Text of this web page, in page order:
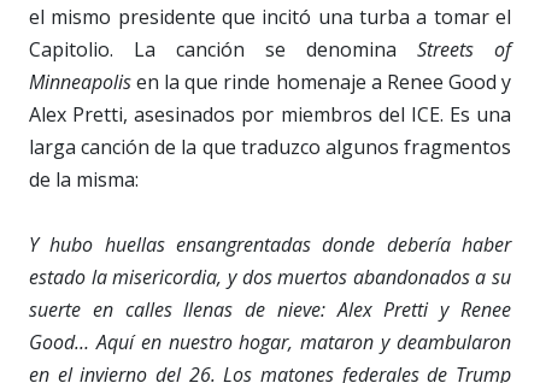
el mismo presidente que incitó una turba a tomar el
Capitolio. La canción se denomina Streets of
Minneapolisen la que rinde homenaje a Renee Good y
Alex Pretti, asesinados por miembros del ICE. Es una
larga canción de la que traduzco algunos fragmentos
de la misma:
Y hubo huellas ensangrentadas donde debería haber
estado la misericordia, y dos muertos abandonados a su
suerte en calles llenas de nieve: Alex Pretti y Renee
Good… Aquí en nuestro hogar, mataron y deambularon
en el invierno del 26. Los matones federales de Trump